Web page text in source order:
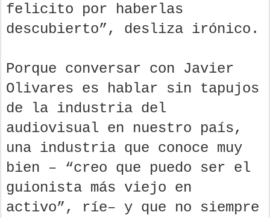
felicito por haberlas
descubierto”, desliza irónico.
Porque conversar con Javier
Olivares es hablar sin tapujos
de la industria del
audiovisual en nuestro país,
una industria que conoce muy
bien – “creo que puedo ser el
guionista más viejo en
activo”, ríe– y que no siempre